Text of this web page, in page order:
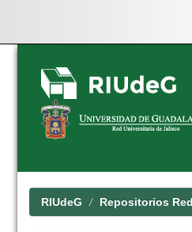
Skip
navigation
RIUdeG Repositorios